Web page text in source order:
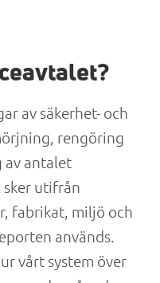
av säkerhet- och
rengöring
av antalet
sker utifrån
fabrikat, miljö och
används.
vårt system över